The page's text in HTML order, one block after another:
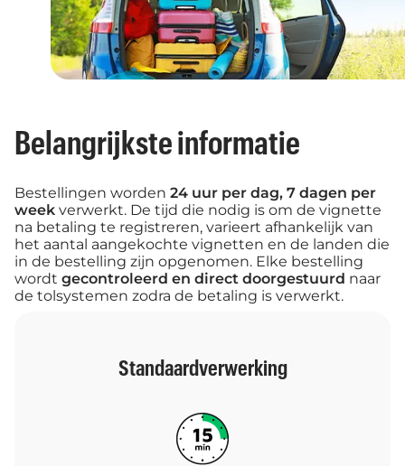
Belangrijkste informatie
Bestellingen worden 24 uur per dag, 7 dagen per
week verwerkt. De tijd die nodig is om de vignette
na betaling te registreren, varieert afhankelijk van
het aantal aangekochte vignetten en de landen die
in de bestelling zijn opgenomen. Elke bestelling
wordt gecontroleerd en direct doorgestuurd naar
de tolsystemen zodra de betaling is verwerkt.
Standaardverwerking